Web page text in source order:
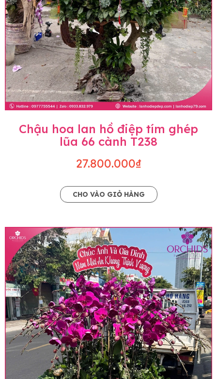
Chậu hoa lan hồ điệp tím ghép
lũa 66 cành T238
27.800.000₫
CHO VÀO GIỎ HÀNG